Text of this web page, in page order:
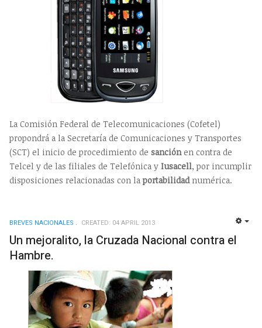
La Comisión Federal de Telecomunicaciones (Cofetel)
propondrá a la Secretaría de Comunicaciones y Transportes
(SCT) el inicio de procedimiento de sanciónen contra de
Telcel y de las filiales de Telefónica y Iusacell, por incumplir
disposiciones relacionadas con laportabilidadnumérica.
BREVES NACIONALES CREATED: 04 APRIL 2013
Un mejoralito, la Cruzada Nacional contra el
Hambre.